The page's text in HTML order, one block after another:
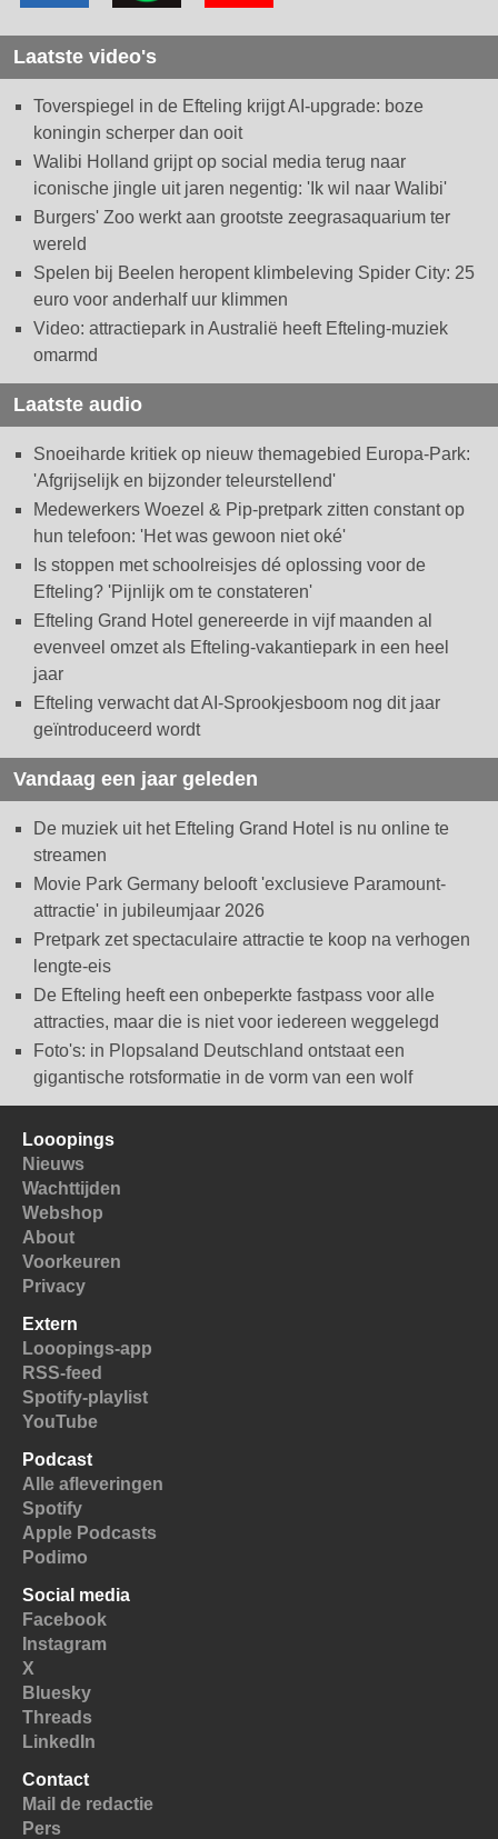
Laatste video's
Toverspiegel in de Efteling krijgt AI-upgrade: boze
koningin scherper dan ooit
Walibi Holland grijpt op social media terug naar
iconische jingle uit jaren negentig: 'Ik wil naar Walibi'
Burgers' Zoo werkt aan grootste zeegrasaquarium ter
wereld
Spelen bij Beelen heropent klimbeleving Spider City: 25
euro voor anderhalf uur klimmen
Video: attractiepark in Australië heeft Efteling-muziek
omarmd
Laatste audio
Snoeiharde kritiek op nieuw themagebied Europa-Park:
'Afgrijselijk en bijzonder teleurstellend'
Medewerkers Woezel & Pip-pretpark zitten constant op
hun telefoon: 'Het was gewoon niet oké'
Is stoppen met schoolreisjes dé oplossing voor de
Efteling? 'Pijnlijk om te constateren'
Efteling Grand Hotel genereerde in vijf maanden al
evenveel omzet als Efteling-vakantiepark in een heel
jaar
Efteling verwacht dat AI-Sprookjesboom nog dit jaar
geïntroduceerd wordt
Vandaag een jaar geleden
De muziek uit het Efteling Grand Hotel is nu online te
streamen
Movie Park Germany belooft 'exclusieve Paramount-
attractie' in jubileumjaar 2026
Pretpark zet spectaculaire attractie te koop na verhogen
lengte-eis
De Efteling heeft een onbeperkte fastpass voor alle
attracties, maar die is niet voor iedereen weggelegd
Foto's: in Plopsaland Deutschland ontstaat een
gigantische rotsformatie in de vorm van een wolf
Looopings
Nieuws
Wachttijden
Webshop
About
Voorkeuren
Privacy
Extern
Looopings-app
RSS-feed
Spotify-playlist
YouTube
Podcast
Alle afleveringen
Spotify
Apple Podcasts
Podimo
Social media
Facebook
Instagram
X
Bluesky
Threads
LinkedIn
Contact
Mail de redactie
Pers